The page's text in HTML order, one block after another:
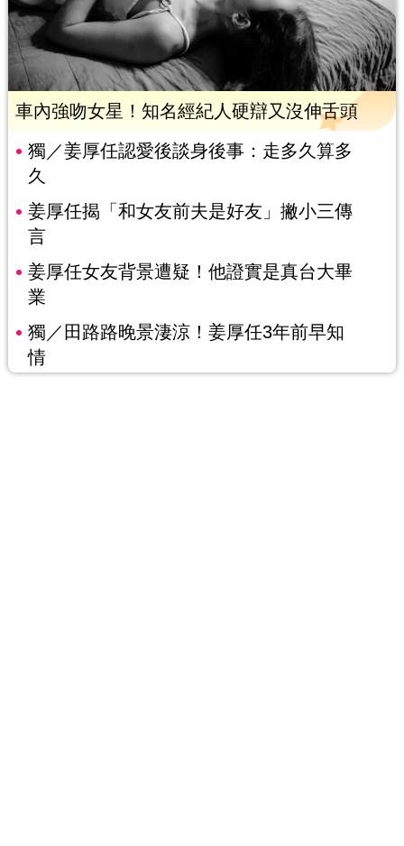
車內強吻女星！知名經紀人硬辯又沒伸舌頭
獨／姜厚任認愛後談身後事：走多久算多
久
姜厚任揭「和女友前夫是好友」撇小三傳
言
姜厚任女友背景遭疑！他證實是真台大畢
業
獨／田路路晚景淒涼！姜厚任3年前早知
情